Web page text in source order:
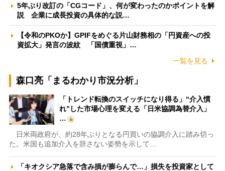
5年ぶり改訂の「CGコード」、何が変わったのかポイントを解
説 企業に成長投資の具体的な説…
【令和のPKOか】GPIFをめぐる片山財務相の「円資産への投
資拡大」発言の波紋 「国債重視」…
一覧を見る
森口亮「まるわかり市況分析」
「トレンド転換のスイッチになり得る」“介入慣
れ”した市場心理を変える「日米協調為替介入」
…
日米両政府が、約28年ぶりとなる円買いの協調介入に踏み切っ
た。米国も追加介入を辞さない姿勢を示して…
「キオクシア急落で含み損が膨らんで…」損失を投資家として